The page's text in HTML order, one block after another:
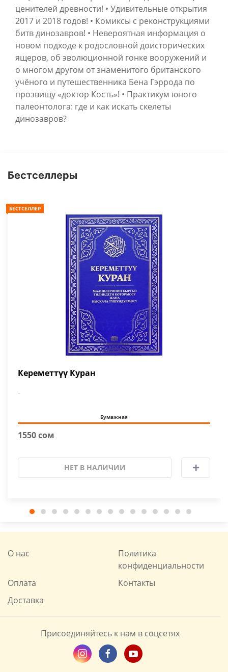
ценителей древности! • Удивительные открытия
2017 и 2018 годов! • Комиксы с реконструкциями
битв динозавров! • Невероятная информация о
новом подходе к родословной доисторических
ящеров, об эволюционной гонке вооружений и
о многом другом от знаменитого британского
учёного и путешественника Бена Гэррода по
прозвищу «доктор Кость»! • Практикум юного
палеонтолога: где и как искать скелеты
динозавров?
Бестселлеры
БЕСТСЕЛЛЕР
Кереметтүү Куран
-
Бумажная
1550 сом
НЕТ В НАЛИЧИИ
О нас
Политика
конфиденциальности
Оплата
Контакты
Доставка
Присоединяйтесь к нам в соцсетях